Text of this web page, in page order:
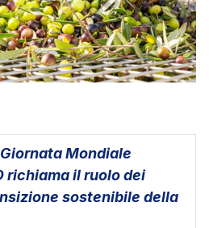
Mondiale
richiama il ruolo dei
sostenibile della